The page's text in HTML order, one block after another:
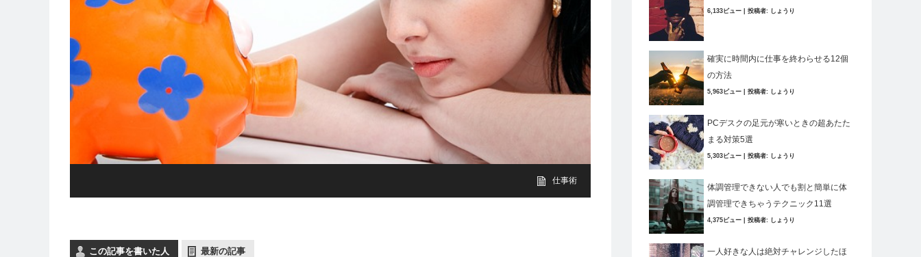
仕事術
この記事を書いた人 最新の記事
6,133ビュー 投稿者: しょうり
確実に時間内に仕事を終わらせる12個
の方法
5,963ビュー 投稿者: しょうり
PCデスクの足元が寒いときの超あたた
まる対策5選
5,303ビュー 投稿者: しょうり
体調管理できない人でも割と簡単に体
調管理できちゃうテクニック11選
4,375ビュー 投稿者: しょうり
一人好きな人は絶対チャレンジしたほ